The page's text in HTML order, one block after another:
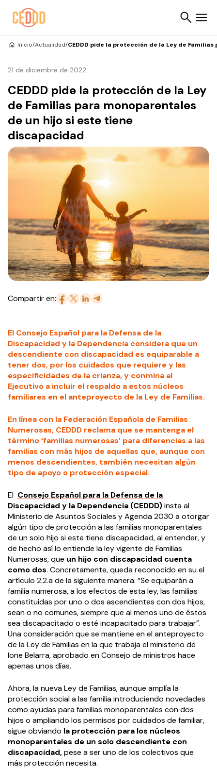
Inicio/Actualidad/CEDDD pide la protección de la Ley de
21 de diciembre de 2022
CEDDD pide la protección de la Ley
de Familias para monoparentales
de un hijo si este tiene
discapacidad
Compartir en:
El Consejo Español para la Defensa de la
Discapacidad y la Dependencia considera que un
descendiente con discapacidad es equiparable a
tener dos, por los cuidados que requiere y las
especificidades de la crianza, y conmina al
Ejecutivo a incluir el respaldo a estos núcleos
familiares en el anteproyecto de la Ley de Familias.
En línea con la Federación Española de Familias
Numerosas, CEDDD reclama que se mantenga el
término ‘familias numerosas’ para diferencias a las
familias con más hijos de aquellas que, aunque con
menos descendientes, también necesitan algún
tipo de apoyo o protección especial.
El Consejo Español para la Defensa de la
Discapacidad y la Dependencia (CEDDD)insta al
Ministerio de Asuntos Sociales y Agenda 2030 a otorgar
algún tipo de protección a las familias monoparentales
de un solo hijo si este tiene discapacidad, al entender, y
de hecho así lo entiende la ley vigente de Familias
Numerosas, que un hijo con discapacidad cuenta
como dos. Concretamente, queda reconocido en su el
artículo 2.2.a de la siguiente manera: “Se equiparán a
familia numerosa, a los efectos de esta ley, las familias
constituidas por uno o dos ascendientes con dos hijos,
sean o no comunes, siempre que al menos uno de éstos
sea discapacitado o esté incapacitado para trabajar”.
Una consideración que se mantiene en el anteproyecto
de la Ley de Familias en la que trabaja el ministerio de
Ione Belarra, aprobado en Consejo de ministros hace
apenas unos días.
Ahora, la nueva Ley de Familias, aunque amplía la
protección social a las familia introduciendo novedades
como ayudas para familias monoparentales con dos
hijos o ampliando los permisos por cuidados de familiar,
sigue obviando la protección para los núcleos
monoparentales de un solo descendiente con
discapacidad,pese a ser uno de los colectivos que
más protección necesita.